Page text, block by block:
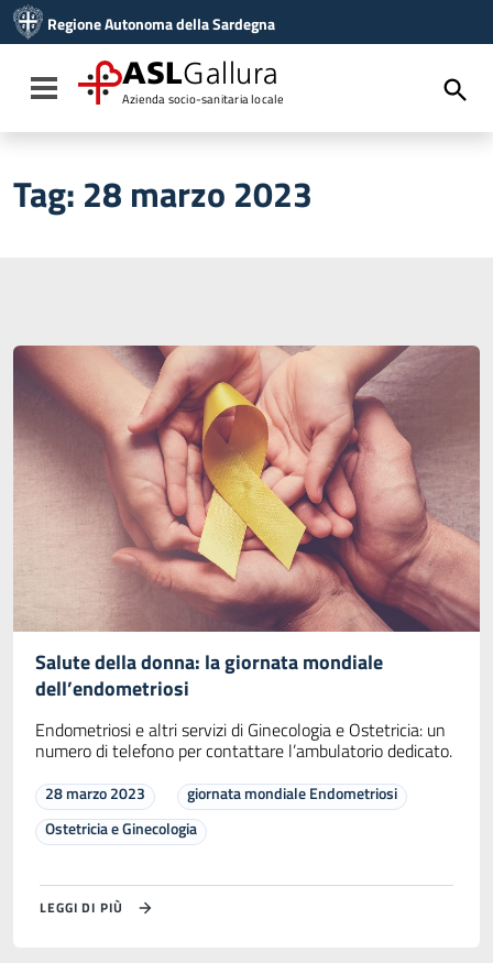
Vai al menu di navigazione
Vai al footer
Regione Autonoma della Sardegna
Toggle navigation
ASLGallura
Azienda socio-sanitaria locale
Tag: 28 marzo 2023
Salute della donna: la giornata mondiale
dell’endometriosi
Endometriosi e altri servizi di Ginecologia e Ostetricia: un
numero di telefono per contattare l’ambulatorio dedicato.
28 marzo 2023
giornata mondiale Endometriosi
Ostetricia e Ginecologia
LEGGI DI PIÙ